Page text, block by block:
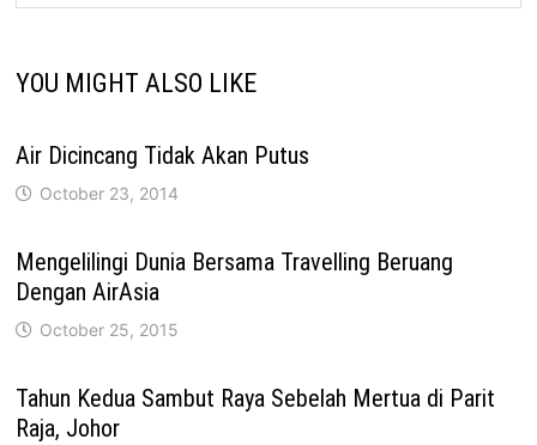
YOU MIGHT ALSO LIKE
Air Dicincang Tidak Akan Putus
October 23, 2014
Mengelilingi Dunia Bersama Travelling Beruang
Dengan AirAsia
October 25, 2015
Tahun Kedua Sambut Raya Sebelah Mertua di Parit
Raja, Johor